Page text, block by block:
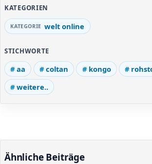
KATEGORIEN
welt online
STICHWORTE
aa coltan kongo
weitere..
Ähnliche Beiträge